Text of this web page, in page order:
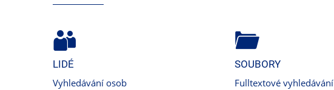
LIDÉ
Vyhledávání osob
SOUBORY
Fulltextové vyhledávání